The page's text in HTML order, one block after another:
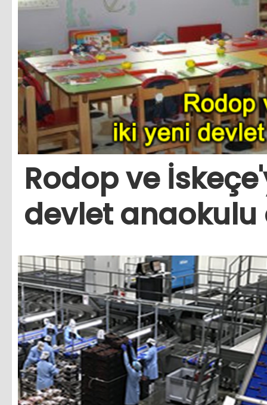
Rodop ve
devlet anaokulu